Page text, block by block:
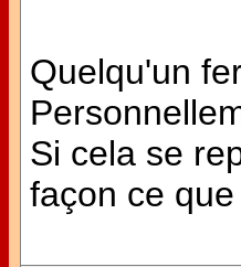
Quelqu'un
Si cela se
façon ce